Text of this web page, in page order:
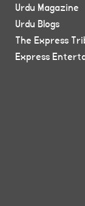
Urdu Magazine
Urdu Blogs
The Express
Express